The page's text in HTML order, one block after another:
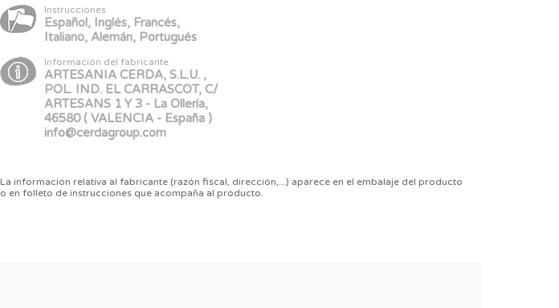
Instrucciones
Español, Inglés, Francés,
Italiano, Alemán, Portugués
Información del fabricante
ARTESANIA CERDA, S.L.U. ,
POL. IND. EL CARRASCOT, C/
ARTESANS 1 Y 3 - La Ollería,
46580 ( VALENCIA - España )
info@cerdagroup.com
La información relativa al fabricante (razón fiscal, dirección,...) aparece en el embalaje del producto
o en folleto de instrucciones que acompaña al producto.